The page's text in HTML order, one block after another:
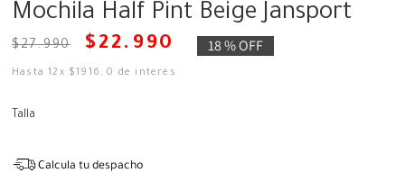
Mochila Half Pint Beige Jansport
$27.990 $ 22. 990 18 %OFF
Hasta12 x $1916 ,0 de interés
Talla
Calcula tu despacho